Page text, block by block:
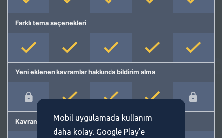
Farklı tema seçenekleri
Yeni eklenen kavramlar hakkında bildirim alma
Kavram önermeMobil uygulamada kullanım
daha kolay. Google Play'e